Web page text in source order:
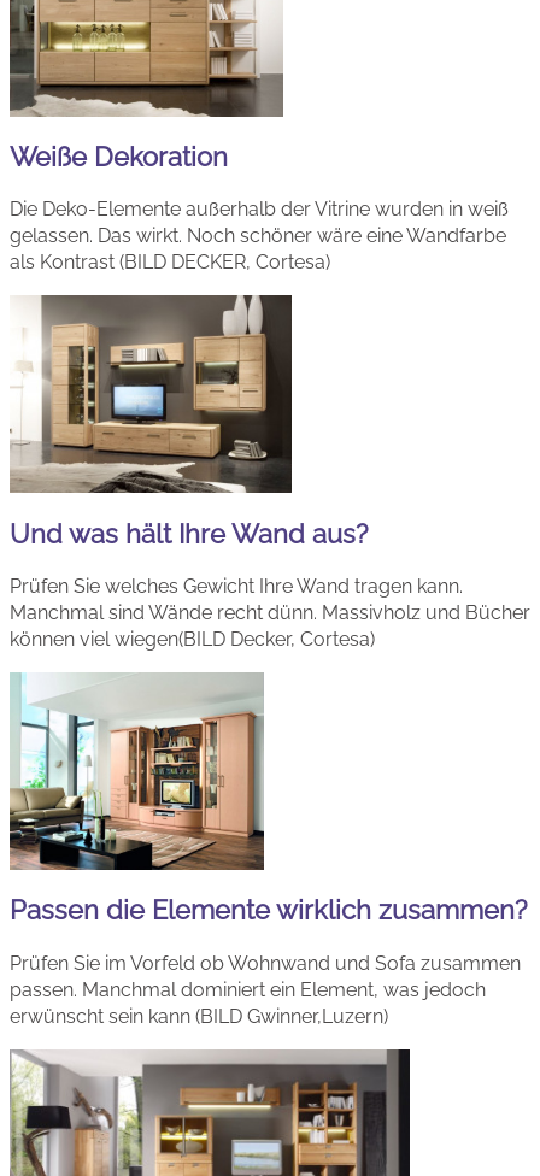
Weiße Dekoration
Die Deko-Elemente außerhalb der Vitrine wurden in weiß
gelassen. Das wirkt. Noch schöner wäre eine Wandfarbe
als Kontrast (BILD DECKER, Cortesa)
Und was hält Ihre Wand aus?
Prüfen Sie welches Gewicht Ihre Wand tragen kann.
Manchmal sind Wände recht dünn. Massivholz und Bücher
können viel wiegen(BILD Decker, Cortesa)
Passen die Elemente wirklich zusammen?
Prüfen Sie im Vorfeld ob Wohnwand und Sofa zusammen
passen. Manchmal dominiert ein Element, was jedoch
erwünscht sein kann (BILD Gwinner,Luzern)